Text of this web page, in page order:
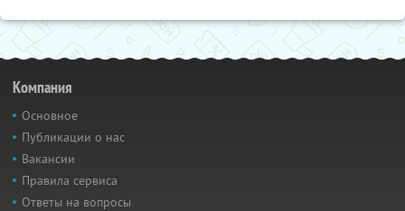
Компания
Основное
Публикации о нас
Вакансии
Правила сервиса
Ответы на вопросы